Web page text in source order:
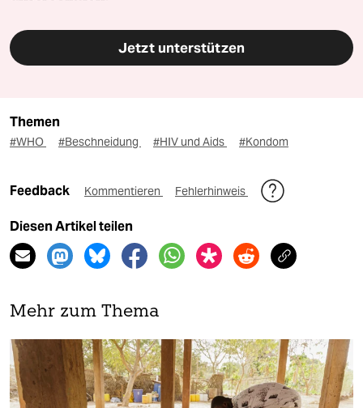
Jetzt unterstützen
Themen
#WHO #Beschneidung #HIV und Aids #Kondom
Feedback Kommentieren Fehlerhinweis
Diesen Artikel teilen
Mehr zum Thema